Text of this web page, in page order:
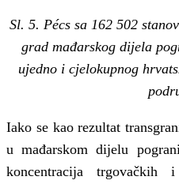
Sl. 5. Pécs sa 162 502
grad mađarskog dijela
ujedno i cjelokupnog
Iako se kao rezultat
u mađarskom dijelu
koncentracija trgovačkih